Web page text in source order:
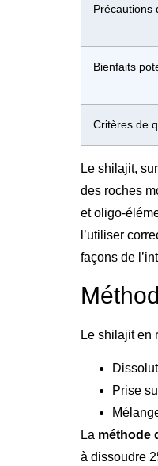
Précautions
Bienfaits
Critères de
Le shilajit,
des roches
et oligo-
l’utiliser
façons de
Le shilajit en
Prise
La méthode
à dissoudre